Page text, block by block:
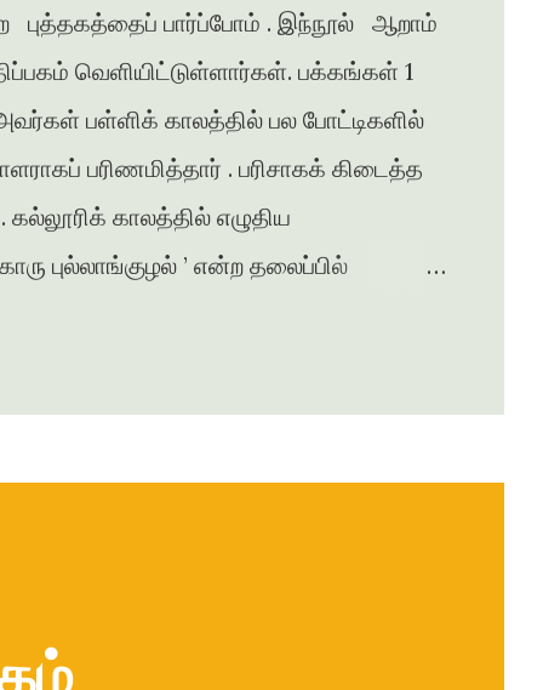
புத்தகத்தைப் பார்ப்போம் . இந்நூல் ஆறாம்
வெளியிட்டுள்ளார்கள். பக்கங்கள் 1
பள்ளிக் காலத்தில் பல போட்டிகளில்
பரிணமித்தார் . பரிசாகக் கிடைத்த
காலத்தில் எழுதிய
புல்லாங்குழல் ’ என்ற தலைப்பில்
நாவல் ‘ ஆத்தங்கரை ஓரம் ‘